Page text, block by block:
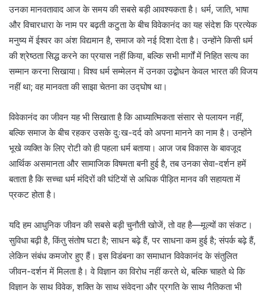
उनका मानवतावाद आज के समय की सबसे बड़ी आवश्यकता है। धर्म, जाति, भाषा
और विचारधारा के नाम पर बढ़ती कटुता के बीच विवेकानंद का यह संदेश कि प्रत्येक
मनुष्य में ईश्वर का अंश विद्यमान है, समाज को नई दिशा देता है। उन्होंने किसी धर्म
की श्रेष्ठता सिद्ध करने का प्रयास नहीं किया, बल्कि सभी मार्गों में निहित सत्य का
सम्मान करना सिखाया। विश्व धर्म सम्मेलन में उनका उद्बोधन केवल भारत की विजय
नहीं था; वह मानवता की साझा चेतना का उद्घोष था।
विवेकानंद का जीवन यह भी सिखाता है कि आध्यात्मिकता संसार से पलायन नहीं,
बल्कि समाज के बीच रहकर उसके दुःख-दर्द को अपना मानने का नाम है। उन्होंने
भूखे व्यक्ति के लिए रोटी को ही पहला धर्म बताया। आज जब विकास के बावजूद
आर्थिक असमानता और सामाजिक विषमता बनी हुई है, तब उनका सेवा-दर्शन हमें
बताता है कि सच्चा धर्म मंदिरों की घंटियों से अधिक पीड़ित मानव की सहायता में
प्रकट होता है।
यदि हम आधुनिक जीवन की सबसे बड़ी चुनौती खोजें, तो वह है—मूल्यों का संकट।
सुविधा बढ़ी है, किंतु संतोष घटा है; साधन बढ़े हैं, पर साधना कम हुई है; संपर्क बढ़े हैं,
लेकिन संबंध कमजोर हुए हैं। इस विडंबना का समाधान विवेकानंद के संतुलित
जीवन-दर्शन में मिलता है। वे विज्ञान का विरोध नहीं करते थे, बल्कि चाहते थे कि
विज्ञान के साथ विवेक, शक्ति के साथ संवेदना और प्रगति के साथ नैतिकता भी